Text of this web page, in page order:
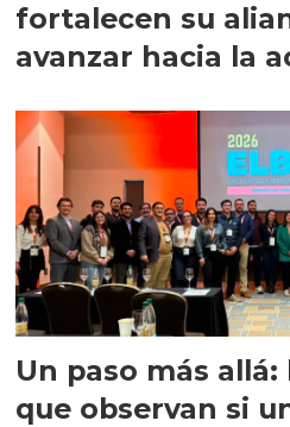
fortalecen su
avanzar hacia la
Un paso más
que observan si